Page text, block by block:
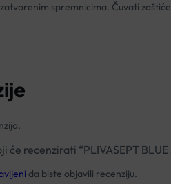
spremnicima. Čuvati
će recenzirati “PLIVASEPT BLUE
da biste objavili recenziju.